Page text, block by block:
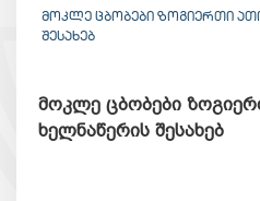
ᲛᲝᲙᲚᲔ ᲪᲑᲝᲑᲔᲑᲘ ᲖᲝᲒᲘᲔᲠᲗᲘ
ᲨᲔᲡᲐᲮᲔᲑ
მოკლე ცბობები
ხელნაწერის შესახებ